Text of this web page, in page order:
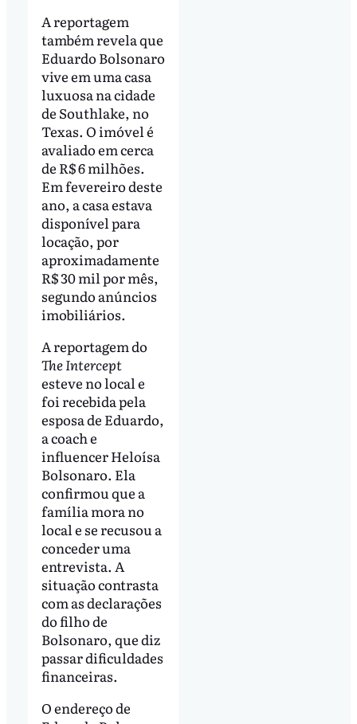
A reportagem
também revela que
Eduardo Bolsonaro
vive em uma casa
luxuosa na cidade
de Southlake, no
Texas. O imóvel é
avaliado em cerca
de R$ 6 milhões.
Em fevereiro deste
ano, a casa estava
disponível para
locação, por
aproximadamente
R$ 30 mil por mês,
segundo anúncios
imobiliários.
A reportagem do
The Intercept
esteve no local e
foi recebida pela
esposa de Eduardo,
a coach e
influencer Heloísa
Bolsonaro. Ela
confirmou que a
família mora no
local e se recusou a
conceder uma
entrevista. A
situação contrasta
com as declarações
do filho de
Bolsonaro, que diz
passar dificuldades
financeiras.
O endereço de